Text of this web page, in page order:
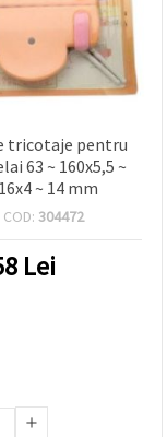
tricotaje pentru
63 ~ 160x5,5 ~
~ 14 mm
COD: 304472
Lei